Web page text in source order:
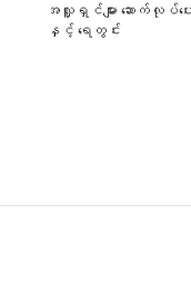
အလှူရှင်များ ဆောက်လုပ်ပေးထ
နှင့် ရေတွင်း